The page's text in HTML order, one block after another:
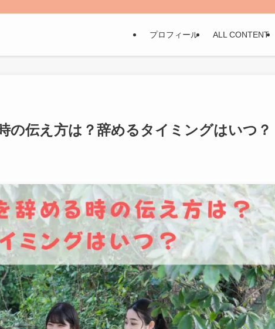
プロフィール ALL CONTENT
の伝え方は？辞めるタイミングはいつ？